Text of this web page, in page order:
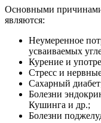
Основными
являются:
Неумеренное
усваиваемых
Курение и
Стресс и
Сахарный
Болезни
Кушинга и др.;
Болезни